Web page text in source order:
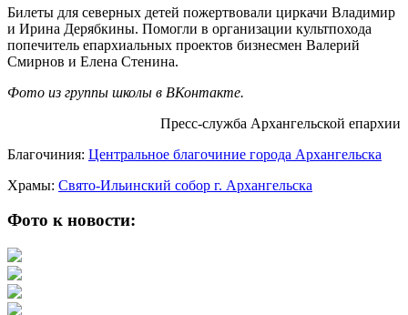
Билеты для северных детей пожертвовали циркачи Владимир
и Ирина Дерябкины. Помогли в организации культпохода
попечитель епархиальных проектов бизнесмен Валерий
Смирнов и Елена Стенина.
Фото из группы школы в ВКонтакте.
Пресс-служба Архангельской епархии
Благочиния: Центральное благочиние города Архангельска
Храмы: Свято-Ильинский cобор г. Архангельска
Фото к новости: